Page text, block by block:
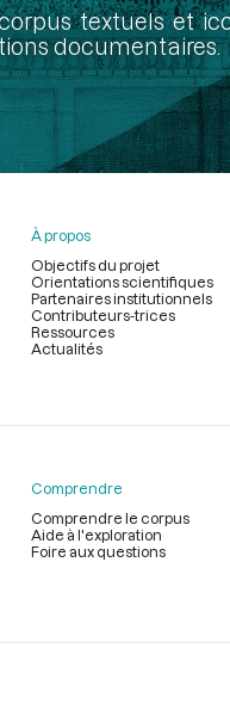
textuels et
documentaires.
À propos
Objectifs du projet
Orientations scientifiques
Partenaires institutionnels
Contributeurs-trices
Ressources
Actualités
Comprendre
Comprendre le corpus
Aide à l'exploration
Foire aux questions